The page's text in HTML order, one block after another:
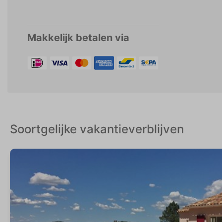
Makkelijk betalen via
Soortgelijke vakantieverblijven